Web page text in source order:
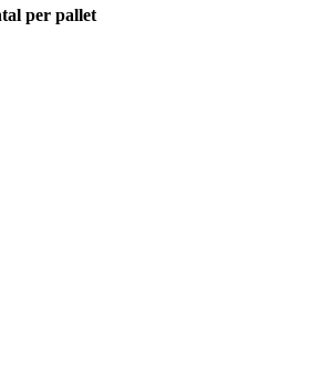
per pallet